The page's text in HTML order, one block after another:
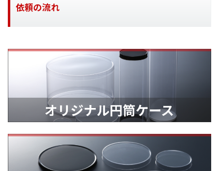
依頼の流れ